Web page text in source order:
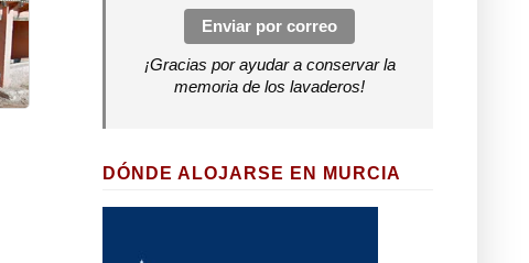
Enviar por correo
¡Gracias por ayudar a conservar la
memoria de los lavaderos!
DÓNDE ALOJARSE EN MURCIA